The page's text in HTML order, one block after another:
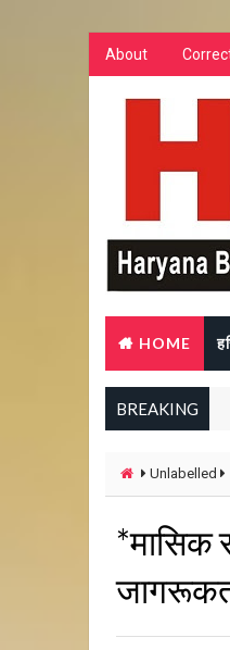
About
HOME
BREAKING
Unlabelled
*मासिक